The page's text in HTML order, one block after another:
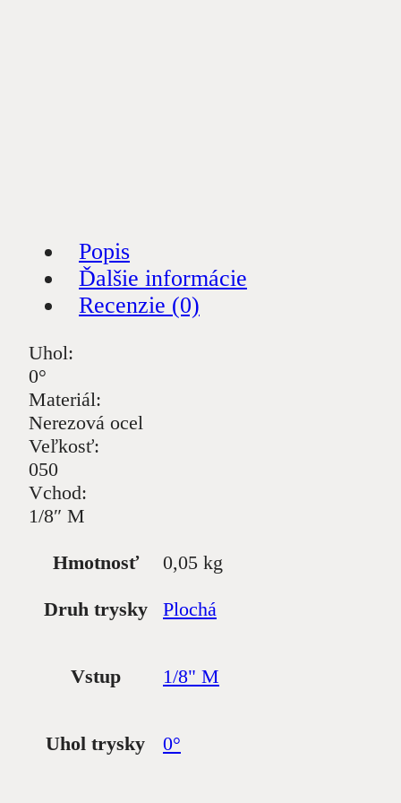
Popis
Ďalšie informácie
Recenzie (0)
Uhol:
0°
Materiál:
Nerezová ocel
Veľkosť:
050
Vchod:
1/8″ M
Hmotnosť 0,05 kg
Druh trysky Plochá
Vstup 1/8" M
Uhol trysky 0°